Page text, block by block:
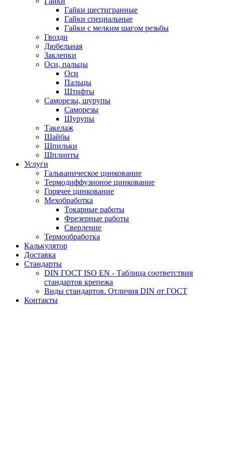
Гайки шестигранные
Гайки специальные
Гайки с мелким шагом резьбы
Гвозди
Дюбельная
Заклепки
Оси, пальцы
Оси
Пальцы
Штифты
Саморезы, шурупы
Саморезы
Шурупы
Такелаж
Шайбы
Шпильки
Шплинты
Услуги
Гальваническое цинкование
Термодиффузионое цинкование
Горячее цинкование
Мехобработка
Токарные работы
Фрезерные работы
Сверление
Термообработка
Калькулятор
Доставка
Стандарты
DIN ГОСТ ISO EN - Таблица соответствия
стандартов крепежа
Виды стандартов. Отличия DIN от ГОСТ
Контакты